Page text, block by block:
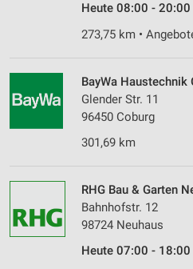
Heute 08:00 - 20:00
273,75 km •
BayWa Haustechnik
Glender Str. 11
96450 Coburg
301,69 km
RHG Bau & Garten
Bahnhofstr. 12
98724 Neuhaus
Heute 07:00 - 18:00